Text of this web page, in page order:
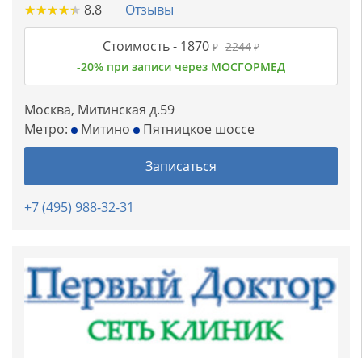
★★★★★
★★★★★ 8.8 Отзывы
Стоимость - 1870 ₽ 2244₽
-20% при записи через МОСГОРМЕД
Москва, Митинская д.59
Метро:
Митино Пятницкое шоссе
Записаться
+7 (495) 988-32-31